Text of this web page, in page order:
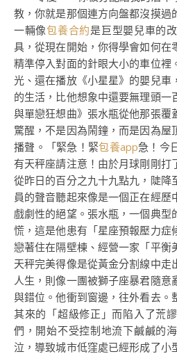
教，你就是那個連方向盤都沒摸過
一輛像包養合約是巨型嬰兒車的
具，從現在開始，你得學會如何在
精準停入對面的針眼大小的車位裡
光、還在播放《小星星》的嬰兒車
的生活，比他想象中還要無理頭一
與單戀狂想曲》張水瓶從他那張覆
驚醒，不是因為鬧鐘，而是因為屋
播聲。「緊急！緊包養app急！今
有天秤座請注意！由於月球剛剛打
從昨日的百分之九十九點九，陡降
員的聲音聽起來像是一個正在經歷
戲劇性的絕望。張水瓶，一個典型
慌，這是他患有「星座預報壓力症
戀著住在隔壁棟、經營一家「平衡
天秤完美得像是從黃金分割線中走
人生，則像一團被獅子座暴君隨意
與錯位。他衝到窗邊，往外看去。
其來的「超級修正」而陷入了荒
們，開始不受控制地流下鹹鹹的
泣，導致城市低窪處已經形成了小